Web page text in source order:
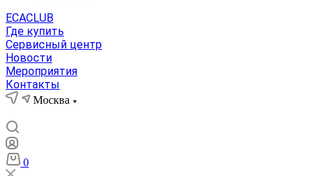
ECACLUB
Где купить
Сервисный центр
Новости
Мероприятия
Контакты
Москва
0